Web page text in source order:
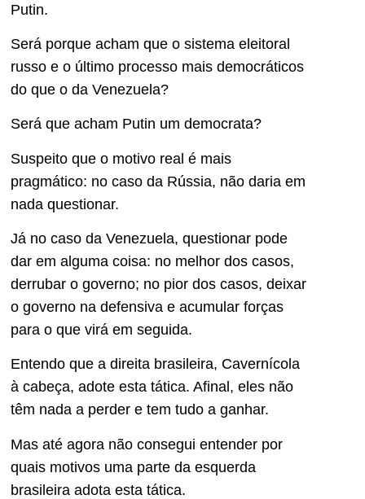
Putin.
Será porque acham que o sistema eleitoral
russo e o último processo mais democráticos
do que o da Venezuela?
Será que acham Putin um democrata?
Suspeito que o motivo real é mais
pragmático: no caso da Rússia, não daria em
nada questionar.
Já no caso da Venezuela, questionar pode
dar em alguma coisa: no melhor dos casos,
derrubar o governo; no pior dos casos, deixar
o governo na defensiva e acumular forças
para o que virá em seguida.
Entendo que a direita brasileira, Cavernícola
à cabeça, adote esta tática. Afinal, eles não
têm nada a perder e tem tudo a ganhar.
Mas até agora não consegui entender por
quais motivos uma parte da esquerda
brasileira adota esta tática.